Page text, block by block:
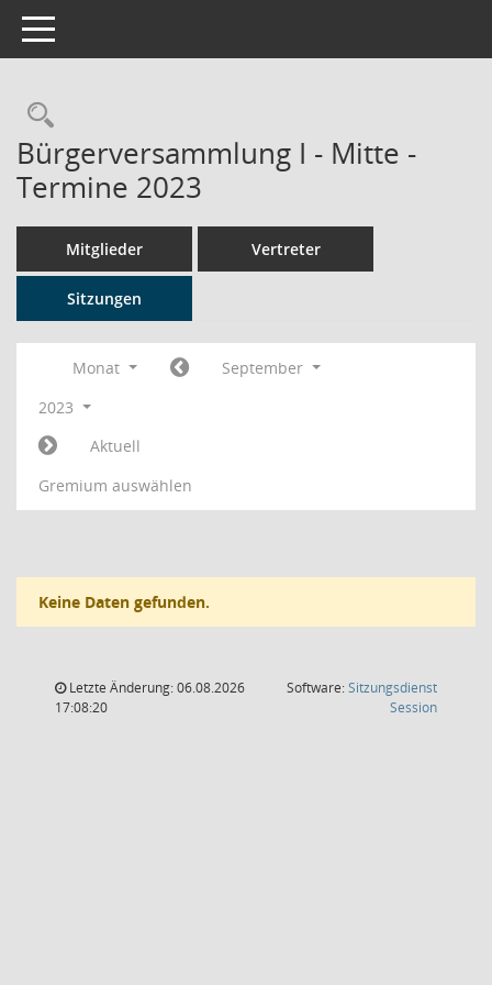
Toggle navigation
Rechercheauswahl
Bürgerversammlung I - Mitte -
Termine 2023
Mitglieder Vertreter
Sitzungen
Monat
September
2023
Aktuell
Gremium auswählen
Keine Daten gefunden.
Letzte Änderung: 06.08.2026
17:08:20
Software:Sitzungsdienst
Session(Wird in